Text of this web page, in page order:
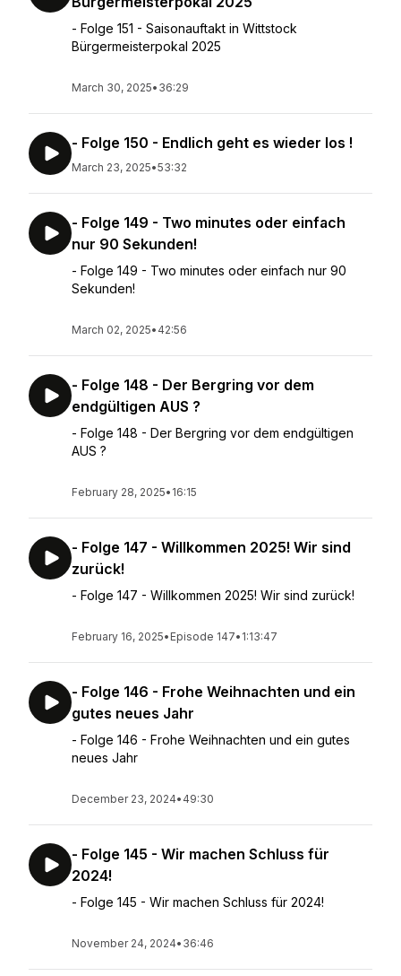
- Folge 151 - Saisonauftakt in Wittstock
Bürgermeisterpokal 2025
March 30, 2025• 36:29
- Folge 150 - Endlich geht es wieder los !
March 23, 2025•53:32
- Folge 149 - Two minutes oder einfach
nur 90 Sekunden!
- Folge 149 - Two minutes oder einfach nur 90
Sekunden!
March 02, 2025• 42:56
- Folge 148 - Der Bergring vor dem
endgültigen AUS ?
- Folge 148 - Der Bergring vor dem endgültigen
AUS ?
February 28, 2025• 16:15
- Folge 147 - Willkommen 2025! Wir sind
zurück!
- Folge 147 - Willkommen 2025! Wir sind zurück!
February 16, 2025• Episode 147• 1:13:47
- Folge 146 - Frohe Weihnachten und ein
gutes neues Jahr
- Folge 146 - Frohe Weihnachten und ein gutes
neues Jahr
December 23, 2024• 49:30
- Folge 145 - Wir machen Schluss für
2024!
- Folge 145 - Wir machen Schluss für 2024!
November 24, 2024• 36:46